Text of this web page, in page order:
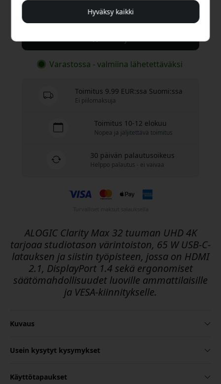
1 199.99 EUR
Varastossa - valmiina lähetettäväksi
Toimitus 9.99 EUR:ssa Suomi:ssa
Ei piilomaksuja
Toimitus 10-12 elokuu
Nopea ja jäljitettävä toimitus
30 päivän palautusoikeus
Helppo palautus - ei vaivaa
ALOGIC Clarity Max 32 tuuman UHD 4K
tarjoaa studiotason värintoiston, 65 W USB-C-
latauksen ja siistin työpisteen, jossa on HDMI
2.1, DisplayPort 1.4 sekä ergonomiset
säätömahdollisuudet luoville ammattilaisille
ja VESA-kiinnitykselle.
Kuvaus
Usein kysytyt kysymykset
Käyttötapaukset
Hyväksy kaikki